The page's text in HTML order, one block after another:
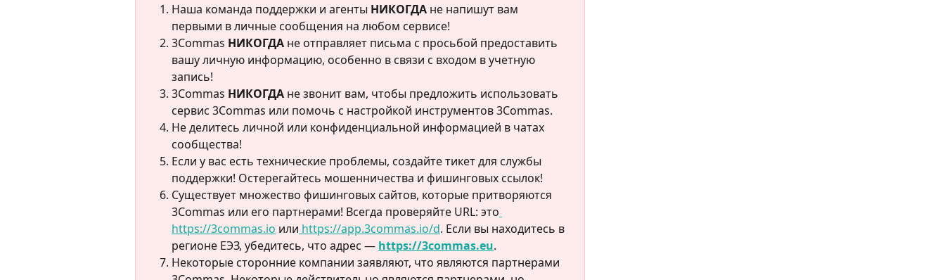
Наша команда поддержки и агенты НИКОГДА не напишут вам
первыми в личные сообщения на любом сервисе!
3Commas НИКОГДА не отправляет письма с просьбой предоставить
вашу личную информацию, особенно в связи с входом в учетную
запись!
3Commas НИКОГДА не звонит вам, чтобы предложить использовать
сервис 3Commas или помочь с настройкой инструментов 3Commas.
Не делитесь личной или конфиденциальной информацией в чатах
сообщества!
Если у вас есть технические проблемы, создайте тикет для службы
поддержки! Остерегайтесь мошенничества и фишинговых ссылок!
Существует множество фишинговых сайтов, которые притворяются
3Commas или его партнерами! Всегда проверяйте URL: это
https://3commas.io или https://app.3commas.io/d. Если вы находитесь в
регионе ЕЭЗ, убедитесь, что адрес — https://3commas.eu.
Некоторые сторонние компании заявляют, что являются партнерами